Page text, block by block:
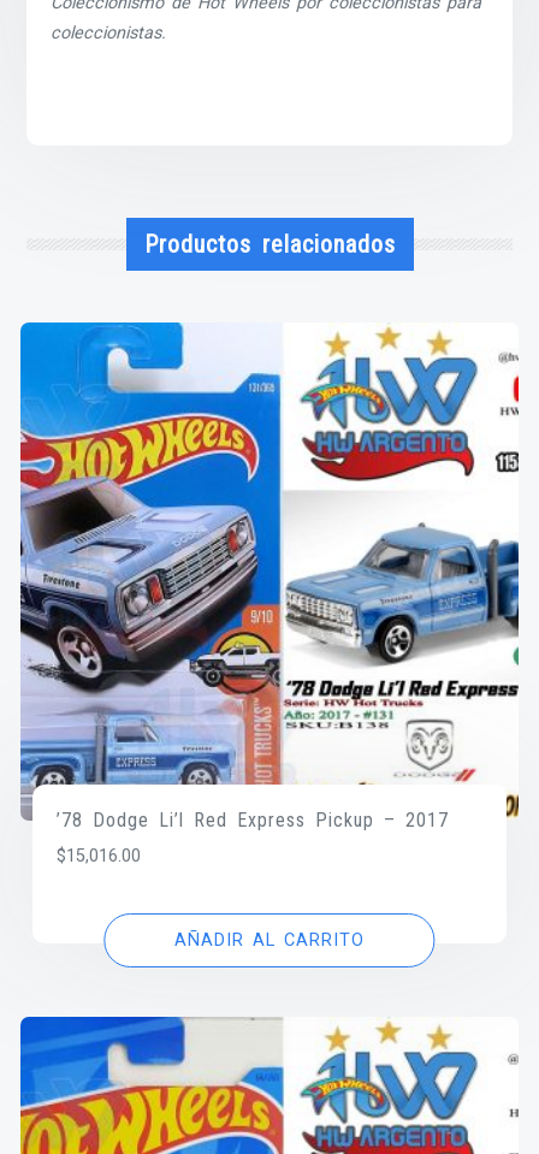
coleccionistas.
Productos relacionados
’78 Dodge Li’l Red Express Pickup – 2017
$15,016.00
AÑADIR AL CARRITO